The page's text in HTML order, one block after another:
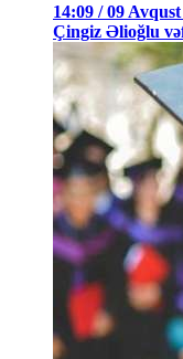
14:09 / 09
Çingiz Əlioğlu